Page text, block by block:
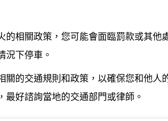
的相關政策，您可能會面臨罰款或其他
況下停車。
關的交通規則和政策，以確保您和他
最好諮詢當地的交通部門或律師。